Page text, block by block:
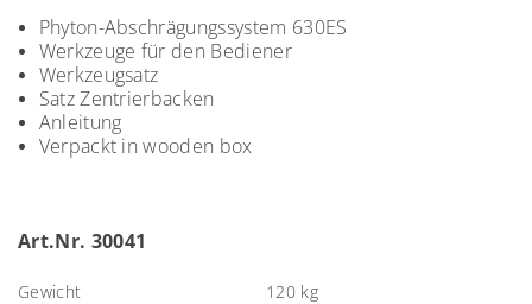
Phyton-Abschrägungssystem 630ES
Werkzeuge für den Bediener
Werkzeugsatz
Satz Zentrierbacken
Anleitung
Verpackt in wooden box
Art.Nr. 30041
Gewicht 120 kg